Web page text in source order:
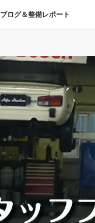
ブログ＆整備レポート